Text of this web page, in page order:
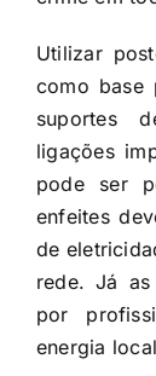
Utilizar
como base
suportes
ligações
pode ser
enfeites
de
rede. Já
por
energia